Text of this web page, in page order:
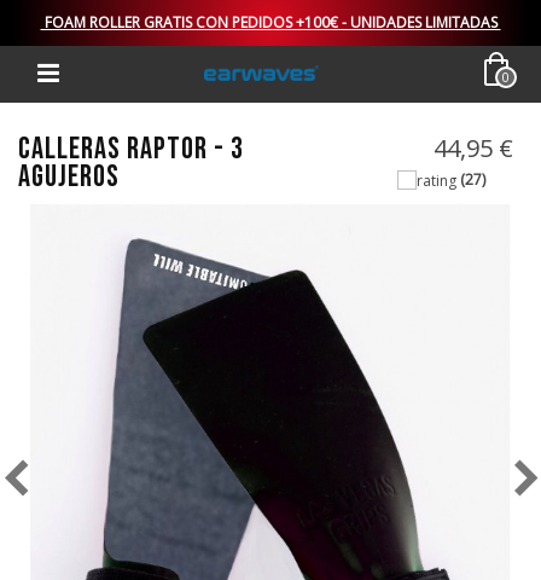
FOAM ROLLER GRATIS CON PEDIDOS +100€ - UNIDADES LIMITADAS
0
CALLERAS RAPTOR - 3
AGUJEROS
44,95 €
(27)